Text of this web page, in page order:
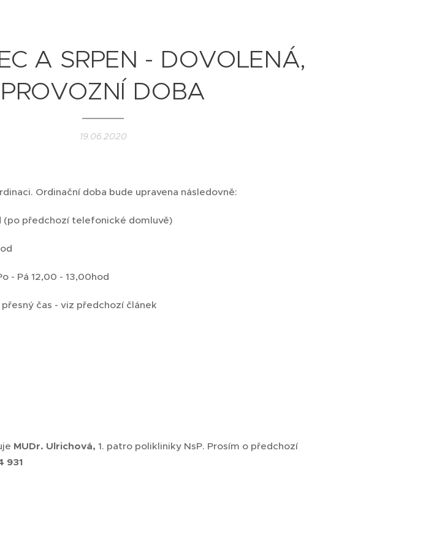
A SRPEN - DOVOLENÁ,
PROVOZNÍ DOBA
19.06.2020
Ordinační doba bude upravena následovně:
předchozí telefonické domluvě)
- Pá 12,00 - 13,00hod
čas - viz předchozí článek
MUDr. Ulrichová, 1. patro polikliniky NsP. Prosím o předchozí
931